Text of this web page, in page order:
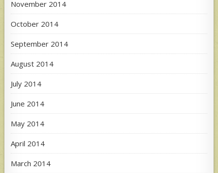
November 2014
October 2014
September 2014
August 2014
July 2014
June 2014
May 2014
April 2014
March 2014